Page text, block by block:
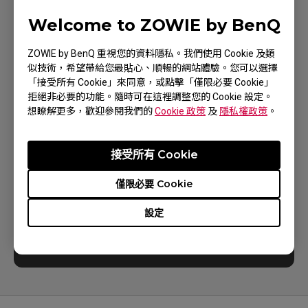
Welcome to ZOWIE by BenQ
ZOWIE by BenQ 重視您的資料隱私。我們使用 Cookie 及類
似技術，希望帶給您最貼心、順暢的網站體驗。您可以選擇
「接受所有 Cookie」來同意，或點擊「僅限必要 Cookie」
拒絕非必要的功能。隨時可在這裡調整您的 Cookie 設定。
想瞭解更多，歡迎參閱我們的Cookie 政策 及 隱私權政策 。
設定
僅限必要 Cookie
接受所有 Cookie
0800-027-427
手機請撥付費專線
02-2162-1666
電話服務時間 週一至週六 9:30~12:00 ; 13:00 ~ 17:00
聯繫客服
請您填妥產品型號與需求，我們將提供您解方